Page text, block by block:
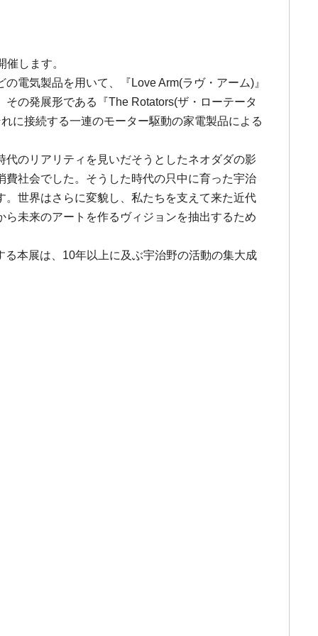
します。
電気製品を用いて、『Love Arm(ラヴ・アーム)』
の発展形である『The Rotators(ザ・ローテータ
に接続する一連のモーター駆動の家電製品による
のリアリティを見いだそうとしたネオダダの影
社会でした。そうした時代の只中に育った宇治
世界はさらに変貌し、私たちを支えて来た近代
未来のアートを作るヴィジョンを抽出するため
本展は、10年以上に及ぶ宇治野の活動の集大成